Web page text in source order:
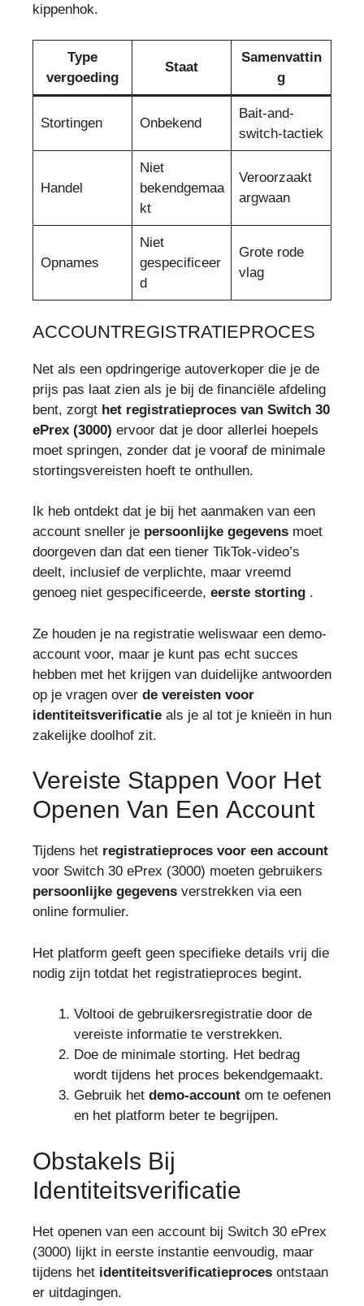
kippenhok.
Type
vergoeding
Staat
Samenvattin
g
Stortingen Onbekend
Bait-and-
switch-tactiek
Handel
Niet
bekendgemaa
kt
Veroorzaakt
argwaan
Opnames
Niet
gespecificeer
d
Grote rode
vlag
ACCOUNTREGISTRATIEPROCES
Net als een opdringerige autoverkoper die je de
prijs pas laat zien als je bij de financiële afdeling
bent, zorgt het registratieproces van Switch 30
ePrex (3000) ervoor dat je door allerlei hoepels
moet springen, zonder dat je vooraf de minimale
stortingsvereisten hoeft te onthullen.
Ik heb ontdekt dat je bij het aanmaken van een
account sneller je persoonlijke gegevens moet
doorgeven dan dat een tiener TikTok-video’s
deelt, inclusief de verplichte, maar vreemd
genoeg niet gespecificeerde, eerste storting .
Ze houden je na registratie weliswaar een demo-
account voor, maar je kunt pas echt succes
hebben met het krijgen van duidelijke antwoorden
op je vragen over de vereisten voor
identiteitsverificatie als je al tot je knieën in hun
zakelijke doolhof zit.
Vereiste Stappen Voor Het
Openen Van Een Account
Tijdens het registratieproces voor een account
voor Switch 30 ePrex (3000) moeten gebruikers
persoonlijke gegevens verstrekken via een
online formulier.
Het platform geeft geen specifieke details vrij die
nodig zijn totdat het registratieproces begint.
Voltooi de gebruikersregistratie door de
vereiste informatie te verstrekken.
Doe de minimale storting. Het bedrag
wordt tijdens het proces bekendgemaakt.
Gebruik het demo-account om te oefenen
en het platform beter te begrijpen.
Obstakels Bij
Identiteitsverificatie
Het openen van een account bij Switch 30 ePrex
(3000) lijkt in eerste instantie eenvoudig, maar
tijdens het identiteitsverificatieproces ontstaan
er uitdagingen.